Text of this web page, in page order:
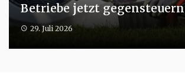
Betriebe jetzt gegensteuern
29. Juli 2026